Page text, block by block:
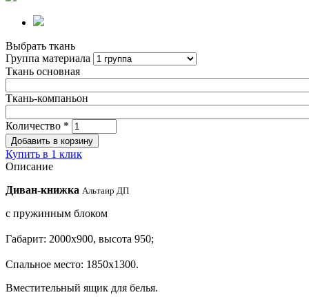
Выбрать ткань
Группа материала
Ткань основная
Ткань-компаньон
Количество *
Купить в 1 клик
Описание
Диван-книжка Альтаир ДП
с пружинным блоком
Габарит: 2000х900, высота 950;
Спальное место: 1850х1300.
Вместительный ящик для белья.